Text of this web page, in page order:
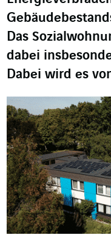
Das
dabei
Dabei wird es